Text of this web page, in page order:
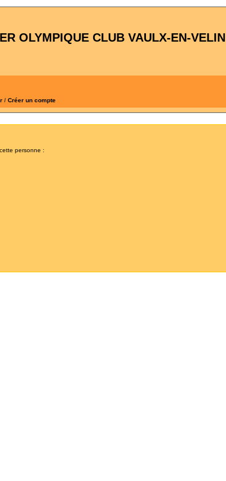
OLYMPIQUE CLUB VAULX-EN-VELIN
/ Créer un compte
personne :